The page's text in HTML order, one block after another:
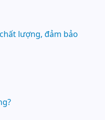
lượng, đảm bảo